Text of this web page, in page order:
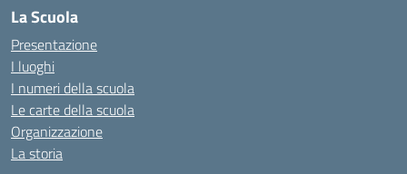
La Scuola
Presentazione
I luoghi
I numeri della scuola
Le carte della scuola
Organizzazione
La storia